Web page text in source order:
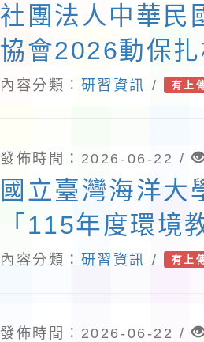
社團法人中華民
協會2026動保
習「一起守護牠
內容分類： 研習資訊 / 有上
發佈時間：2026-06-22 /
國立臺灣海洋大
「115年度環境
證暨展延研習班
內容分類： 研習資訊 / 有上
發佈時間：2026-06-22 /